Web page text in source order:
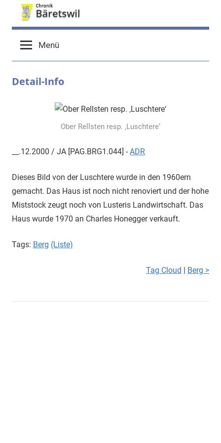
chronik-
baeretswil.ch
baeretswil.ch
Menü
Detail-Info
Ober Rellsten resp. ‚Luschtere‘
__.12.2000 / JA [PAG.BRG1.044] - ADR
Dieses Bild von der Luschtere wurde in den 1960ern
gemacht. Das Haus ist noch nicht renoviert und der hohe
Miststock zeugt noch von Lusteris Landwirtschaft. Das
Haus wurde 1970 an Charles Honegger verkauft.
Tags: Berg (Liste)
Tag Cloud | Berg >